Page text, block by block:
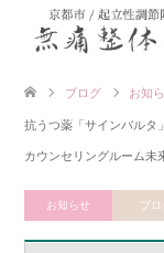
ブログ お知
抗うつ薬「サインバル
カウンセリングルーム未
お知らせ ブ